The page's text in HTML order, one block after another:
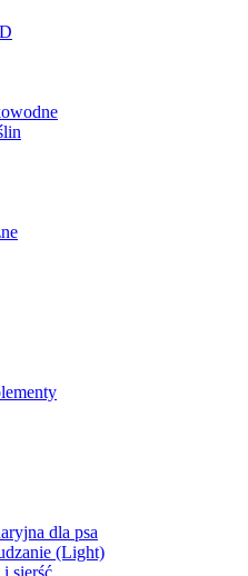
dla psa
(Light)